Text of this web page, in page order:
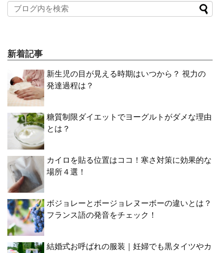
新着記事
新生児の目が見える時期はいつから？ 視力の
発達過程は？
糖質制限ダイエットでヨーグルトがダメな理由
とは？
カイロを貼る位置はココ！寒さ対策に効果的な
場所４選！
ボジョレーとボージョレヌーボーの違いとは？
フランス語の発音をチェック！
結婚式お呼ばれの服装｜妊婦でも黒タイツやカ